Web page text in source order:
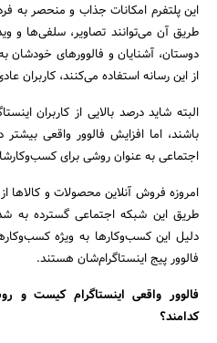
این پلتفرم امکانات جذاب و منحصر به
طریق آن می‌توانند تصاویر، سلفی‌ها و
دوستان، آشنایان و فالوورهای خودشان
از این رسانه استفاده می‌کنند، کاربران
البته شاید درصد بالایی از کاربران
باشند، اما افزایش فالوور واقعی
اجتماعی به عنوان روشی برای
امروزه فروش آنلاین محصولات و کالاها از
طریق این شبکه اجتماعی گسترده به
دلیل این کسب‌وکارها به ویژه
فالوور پیج اینستاگرام‌شان هستند.
فالوور واقعی اینستاگرام کیست و
کدامند؟